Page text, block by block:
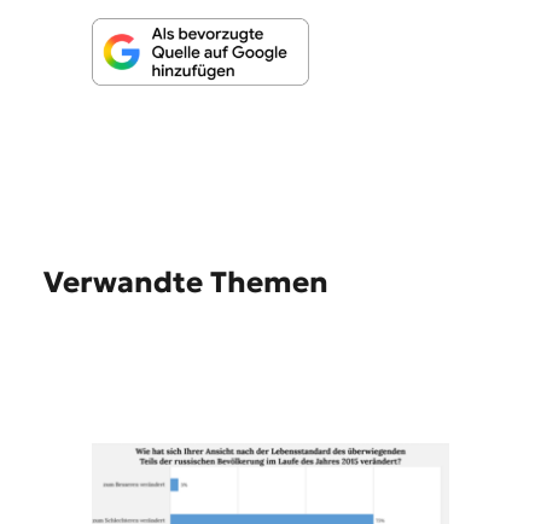
Verwandte Themen